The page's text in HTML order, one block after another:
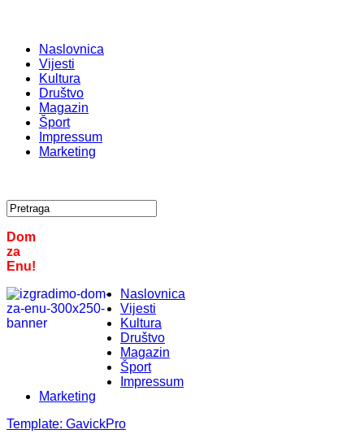
Naslovnica
Vijesti
Kultura
Društvo
Magazin
Šport
Impressum
Marketing
Dom
za
Enu!
Naslovnica
Vijesti
Kultura
Društvo
Magazin
Šport
Impressum
Marketing
Template: GavickPro